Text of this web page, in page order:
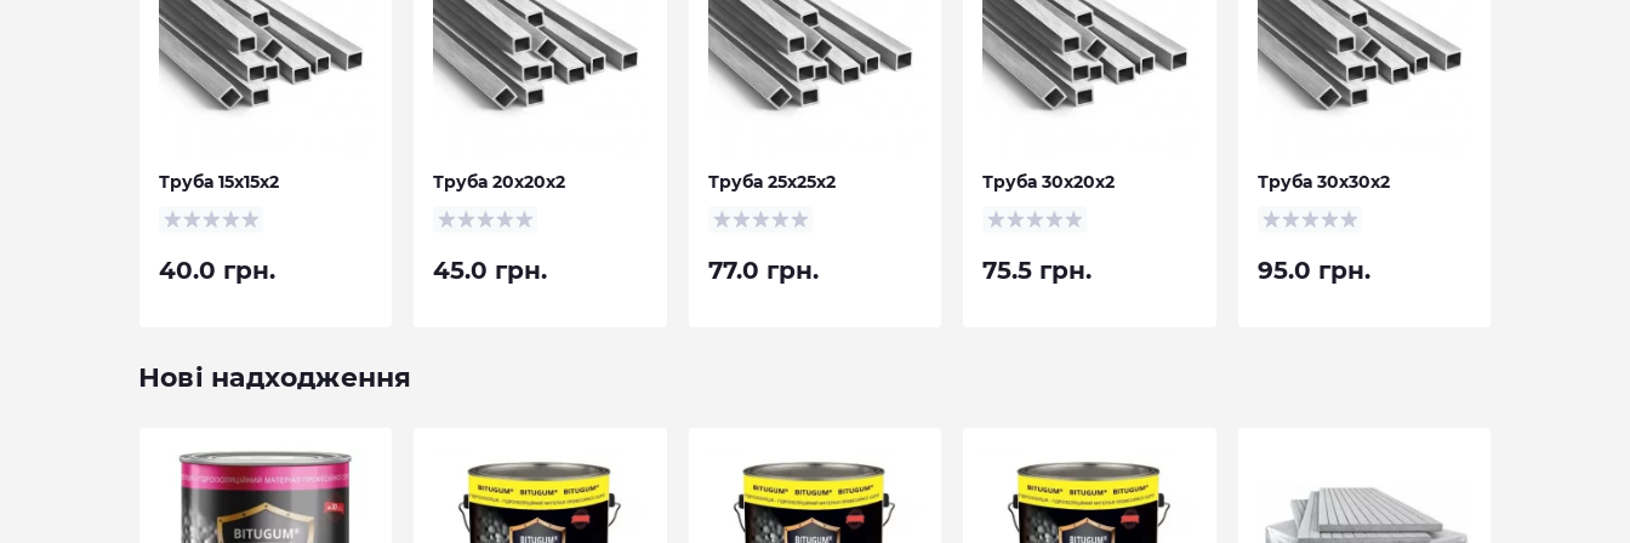
Труба 15х15х2
40.0 грн.
Труба 20х20х2
45.0 грн.
Труба 25х25х2
77.0 грн.
Труба 30х20х2
75.5 грн.
Труба 30х30х2
95.0 грн.
Нові надходження